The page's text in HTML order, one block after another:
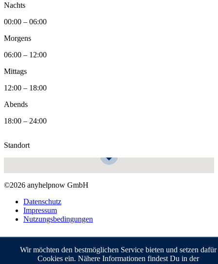
Nachts
00:00 – 06:00
Morgens
06:00 – 12:00
Mittags
12:00 – 18:00
Abends
18:00 – 24:00
Standort
©2026 anyhelpnow GmbH
Datenschutz
Impressum
Nutzungsbedingungen
Wir möchten den bestmöglichen Service bieten und setzen dafür
Cookies ein. Nähere Informationen findest Du in der